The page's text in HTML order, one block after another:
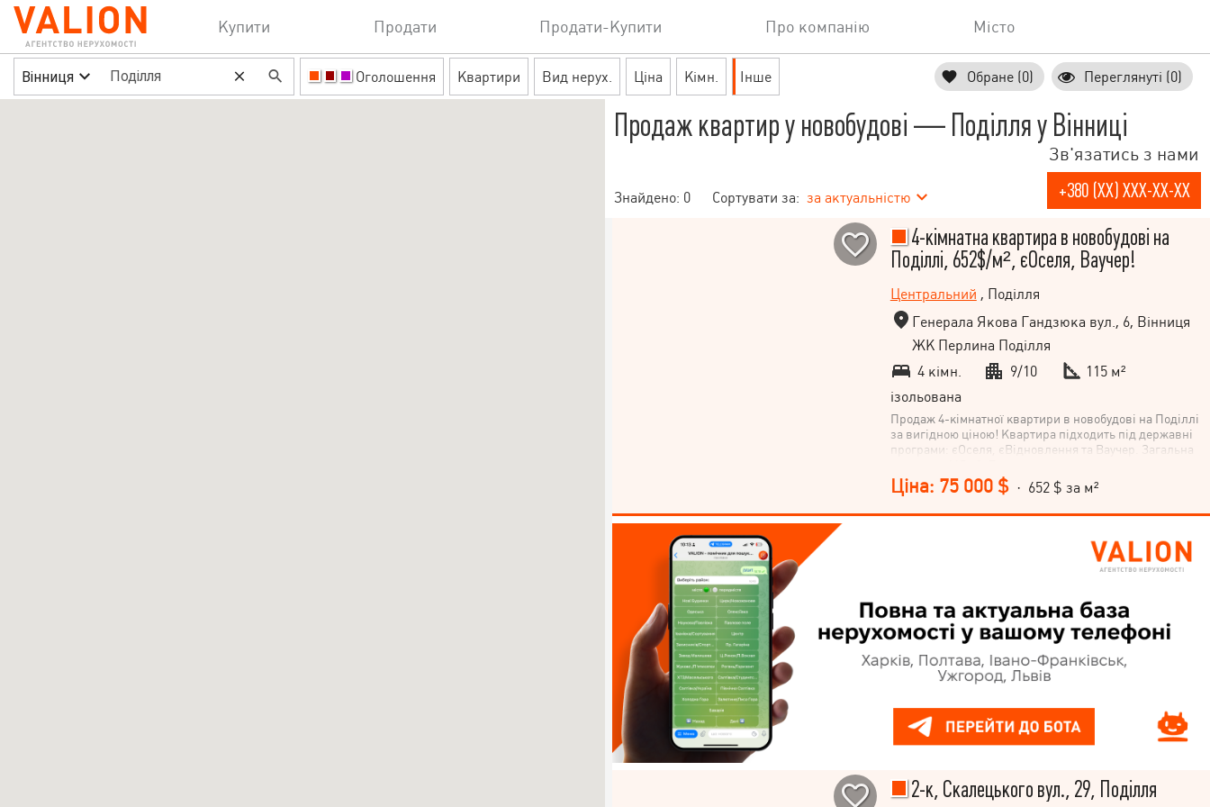
Купити Продати Продати-Купити Про компанію Місто
Вінниця Оголошення Квартири Вид нерух. Ціна Кімн. Інше Обране (0) Переглянуті (0)
Продаж квартир у новобудові — Поділля у Вінниці
Знайдено: 0 Сортувати за: за актуальністю
Зв'язатись з нами
+380 (XX) XXX-XX-XX
4-кімнатна квартира в новобудові на
Поділлі, 652$/м², єОселя, Ваучер!
Центральний , Поділля
Генерала Якова Гандзюка вул., 6, Вінниця
ЖК Перлина Поділля
4 кімн.
9/10
115 м²
ізольована
Продаж 4-кімнатної квартири в новобудові на Поділлі
за вигідною ціною! Квартира підходить під державні
програми: єОселя, єВідновлення та Ваучер. Загальна
великі вікна забезпечують багато природного світла.
Встановлено автономне опалення, що дозволяє
самостійно контролювати витрати на тепло. Будинок
необхідні документи. Поруч розташований парк для
прогулянок, занять спортом та відпочинку. У пішій
доступності магазини, навчальні заклади, дитячі
Телефонуйте для отримання додаткової інформації та
організації перегляду!
Ціна: 75 000 $· 652 $ за м²
2-к, Скалецького вул., 29, Поділля